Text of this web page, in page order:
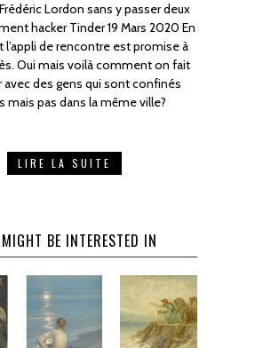
Lordon sans y passer deux
hacker Tinder 19 Mars 2020 En
de rencontre est promise à
Oui mais voilà comment on fait
avec des gens qui sont confinés
mais pas dans la même ville?
LIRE LA SUITE
BE INTERESTED IN